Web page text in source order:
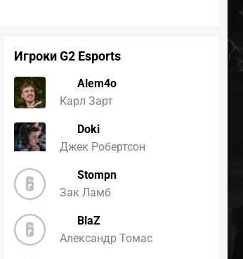
Игроки G2 Esports
Alem4o
Карл Зарт
Doki
Джек Робертсон
Stompn
Зак Ламб
BlaZ
Александр Томас